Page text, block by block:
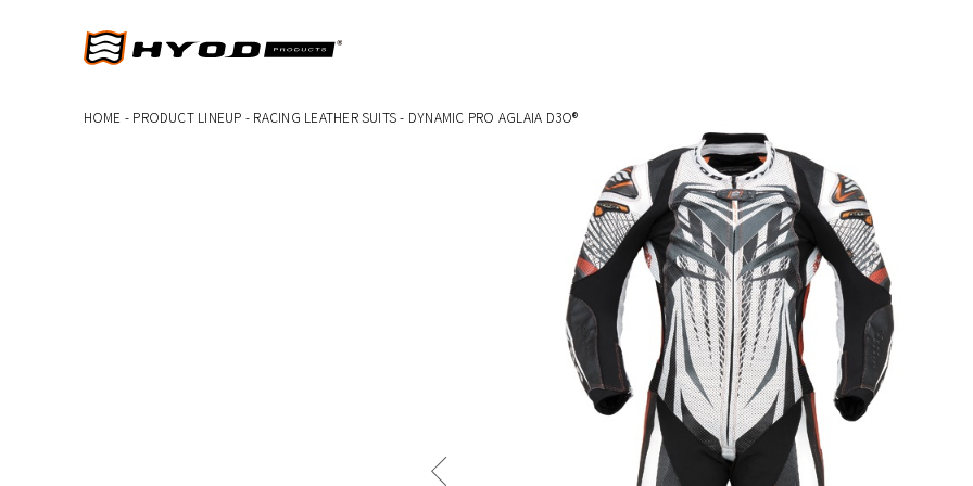
HOME - PRODUCT LINEUP - RACING LEATHER SUITS- DYNAMIC PRO AGLAIA D3O®